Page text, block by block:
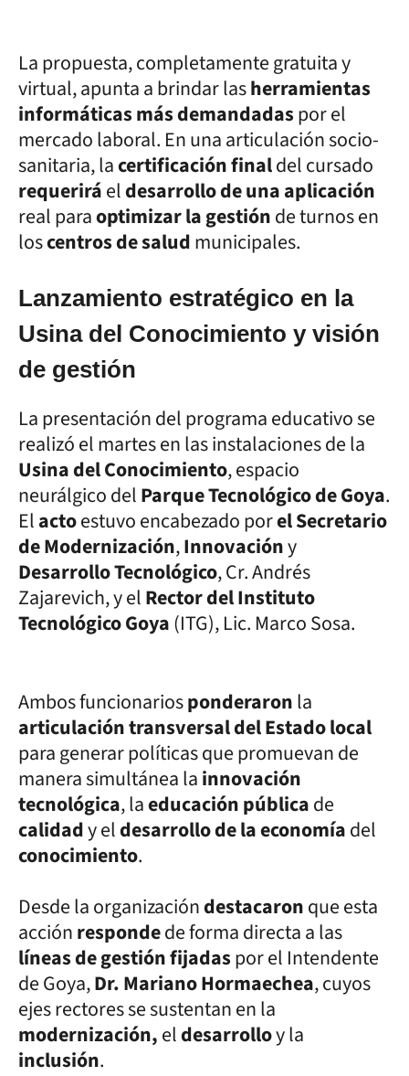
La propuesta, completamente gratuita y
virtual, apunta a brindar lasherramientas
informáticas más demandadaspor el
mercado laboral. En una articulación socio-
sanitaria, lacertificación finaldel cursado
requeriráeldesarrollo de una aplicación
real paraoptimizar la gestiónde turnos en
loscentros de saludmunicipales.
Lanzamiento estratégico en la
Usina del Conocimiento y visión
de gestión
La presentación del programa educativo se
realizó el martes en las instalaciones de la
Usina del Conocimiento, espacio
neurálgico delParque Tecnológico de Goya.
Elactoestuvo encabezado porel Secretario
de Modernización,Innovacióny
Desarrollo Tecnológico, Cr. Andrés
Zajarevich, y elRector del Instituto
Tecnológico Goya(ITG), Lic. Marco Sosa.
Ambos funcionariosponderaronla
articulación transversal del Estado local
para generar políticas que promuevan de
manera simultánea lainnovación
tecnológica, laeducación públicade
calidady eldesarrollo de la economíadel
conocimiento.
Desde la organizacióndestacaronque esta
acciónrespondede forma directa a las
líneas de gestión fijadaspor el Intendente
de Goya,Dr. Mariano Hormaechea, cuyos
ejes rectores se sustentan en la
modernización,eldesarrolloy la
inclusión.